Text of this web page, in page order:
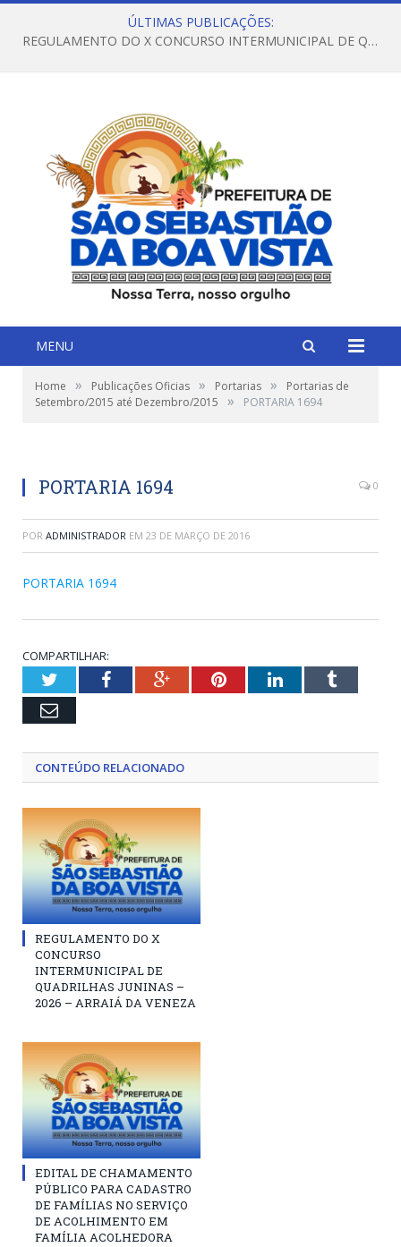
ÚLTIMAS PUBLICAÇÕES:
REGULAMENTO DO X CONCURSO INTERMUNICIPAL DE QUADRILHAS JUNINAS – 2026 – ARRAIÁ DA VENEZA
MENU
Home » Publicações Oficias » Portarias »
Portarias de
Setembro/2015 até Dezembro/2015
» PORTARIA 1694
PORTARIA 1694 0
POR ADMINISTRADOR EM 23 DE MARÇO DE 2016
PORTARIA 1694
COMPARTILHAR:
TwitterFacebookGoogle+PinterestLinkedInTumblr
Email
CONTEÚDO RELACIONADO
REGULAMENTO DO X
CONCURSO
INTERMUNICIPAL DE
QUADRILHAS JUNINAS –
2026 – ARRAIÁ DA VENEZA
EDITAL DE CHAMAMENTO
PÚBLICO PARA CADASTRO
DE FAMÍLIAS NO SERVIÇO
DE ACOLHIMENTO EM
FAMÍLIA ACOLHEDORA